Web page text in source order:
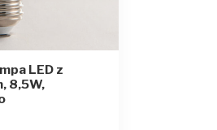
LED z
8,5W,